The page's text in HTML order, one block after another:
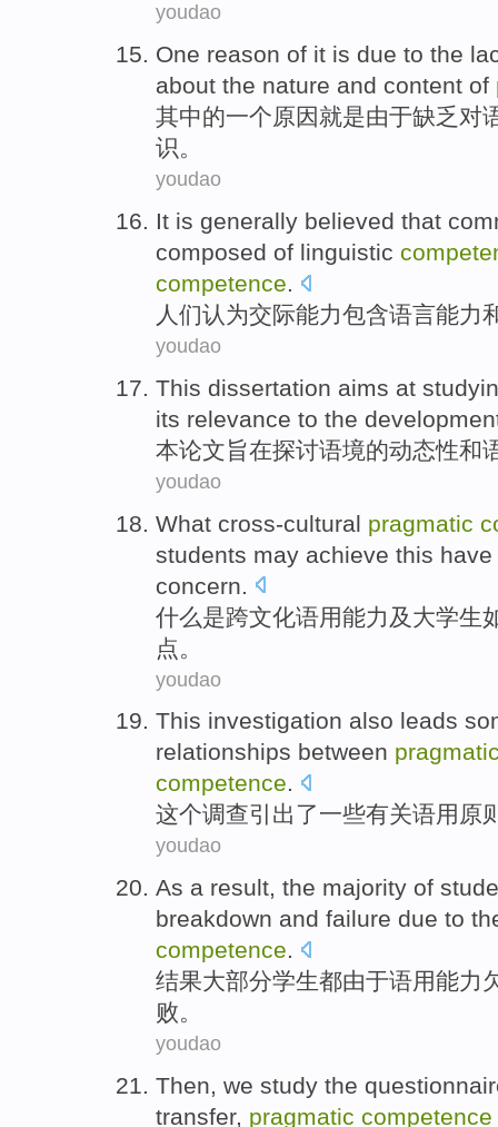
youdao
One reason of it is due to the
about the nature and content of
其中的一个原因就是由于缺乏 对
识。
youdao
It is generally believed that
composed of linguistic
competence.
人们认为交际能力包含语言能力
youdao
This dissertation aims at
its relevance to the
本论文旨在探讨语境的动态性和
youdao
What cross-cultural pragmatic
students may achieve this have
concern
什么是跨文化语用能力 及 大学生
点 。
youdao
This investigation also leads
relationships between
competence.
这个调查引出了一些有关语用 原
youdao
As a result, the majority of
breakdown and failure due to
competence.
结果大部分学生都由于语用能力
败。
youdao
Then, we study the
transfer, pragmatic competence